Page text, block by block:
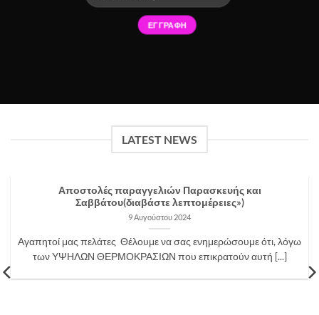
LATEST NEWS
Αποστολές παραγγελιών Παρασκευής και
Σαββάτου(διαβάστε λεπτομέρειες»)
9 Αυγούστου 2024
Αγαπητοί μας πελάτες Θέλουμε να σας ενημερώσουμε ότι, λόγω
των ΥΨΗΛΩΝ ΘΕΡΜΟΚΡΑΣΙΩΝ που επικρατούν αυτή [...]